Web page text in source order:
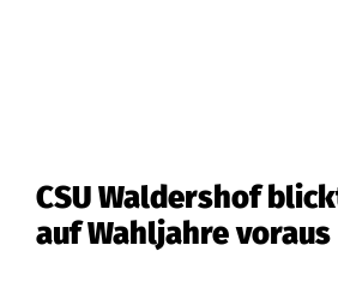
CSU Waldershof
auf Wahljahre voraus